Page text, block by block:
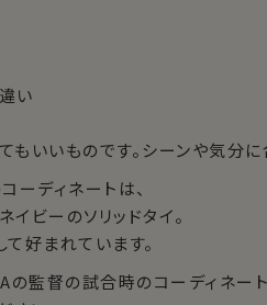
い
いいものです。シーンや気分に
ーディネートは、
イビーのソリッドタイ。
好まれています。
の監督の試合時のコーディネー